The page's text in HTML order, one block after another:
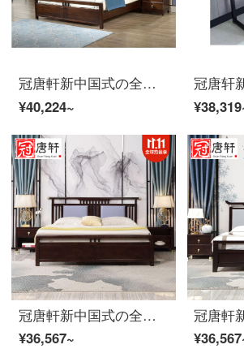
冠唐軒新中国式の全実木ベッドは現代簡単で約1.8メートルのダブルベッドの主な寝室の家は別荘の家具を詰めて結婚ベッドをカスタマイズして2.0*2.2(白蝋木)を注文します。
¥40,224~
冠唐軒新中国式の全実木ベッドは現代簡単で約1.8メートルの大きなベッドの皮質のダブルベッドの主な寝室の家は別荘の家具を詰めて結婚ベッドを注文して2.0*2.2メートルを注文します。
¥36,567~